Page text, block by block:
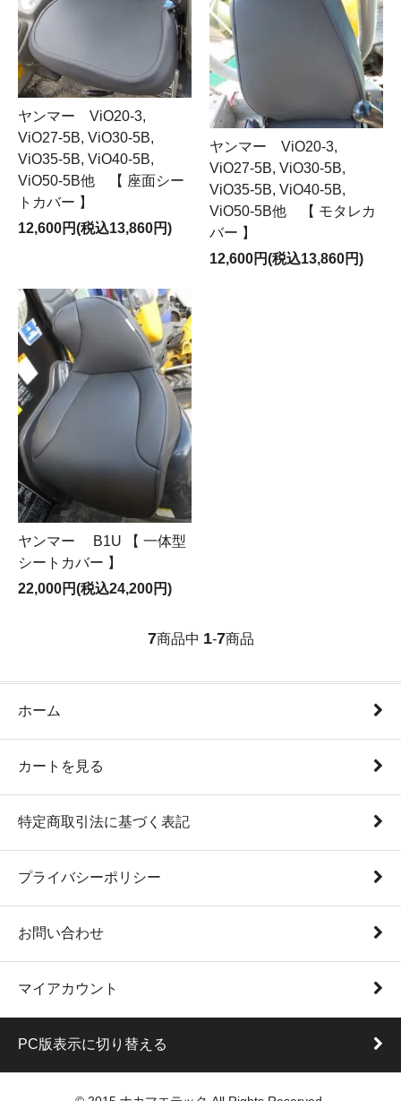
ヤンマー ViO20-3,
ViO27-5B, ViO30-5B,
ViO35-5B, ViO40-5B,
ViO50-5B他 【 座面シー
トカバー 】
12,600円(税込13,860円)
ヤンマー ViO20-3,
ViO27-5B, ViO30-5B,
ViO35-5B, ViO40-5B,
ViO50-5B他 【 モタレカ
バー 】
12,600円(税込13,860円)
ヤンマー B1U 【 一体型
シートカバー 】
22,000円(税込24,200円)
7商品中 1-7商品
ホーム
カートを見る
特定商取引法に基づく表記
プライバシーポリシー
お問い合わせ
マイアカウント
PC版表示に切り替える